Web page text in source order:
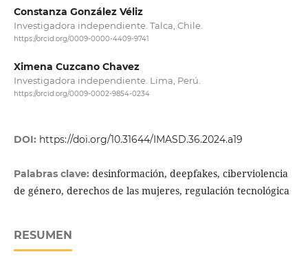
Constanza González Véliz
Investigadora independiente. Talca, Chile.
https://orcid.org/0009-0000-4409-9741
Ximena Cuzcano Chavez
Investigadora independiente. Lima, Perú.
https://orcid.org/0009-0002-9854-0234
DOI: https://doi.org/10.31644/IMASD.36.2024.a19
Palabras clave: desinformación, deepfakes, ciberviolencia
de género, derechos de las mujeres, regulación tecnológica
RESUMEN